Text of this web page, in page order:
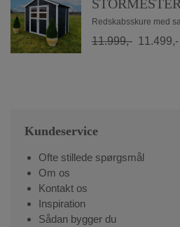
Redskabsskure med
11.999,- 11.499,-
Kundeservice
Ofte stillede spørgsmål
Om os
Kontakt os
Inspiration
Sådan bygger du